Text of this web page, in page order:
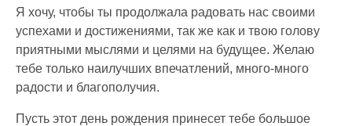
Я хочу, чтобы ты продолжала радовать нас своими
успехами и достижениями, так же как и твою голову
приятными мыслями и целями на будущее. Желаю
тебе только наилучших впечатлений, много-много
радости и благополучия.
Пусть этот день рождения принесет тебе большое